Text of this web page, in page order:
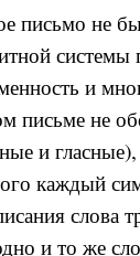
письмо не
и
письме не
и
каждый
и то же